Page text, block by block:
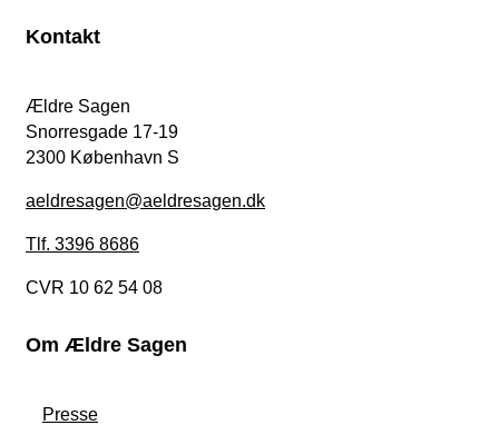
Kontakt
Ældre Sagen
Snorresgade 17-19
2300 København S
aeldresagen@aeldresagen.dk
Tlf. 3396 8686
CVR 10 62 54 08
Om Ældre Sagen
Presse